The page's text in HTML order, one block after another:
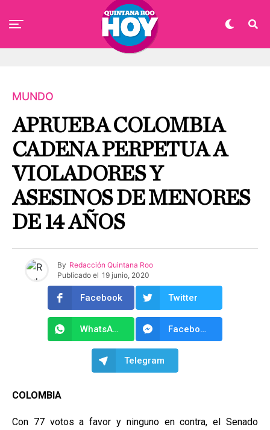
MUNDO
APRUEBA COLOMBIA
CADENA PERPETUA A
VIOLADORES Y
ASESINOS DE MENORES
DE 14 AÑOS
By Redacción Quintana Roo
Publicado el 19 junio, 2020
Facebook Twitter
WhatsApp Facebook Messenger
Telegram
COLOMBIA
Con 77 votos a favor y ninguno en contra, el Senado